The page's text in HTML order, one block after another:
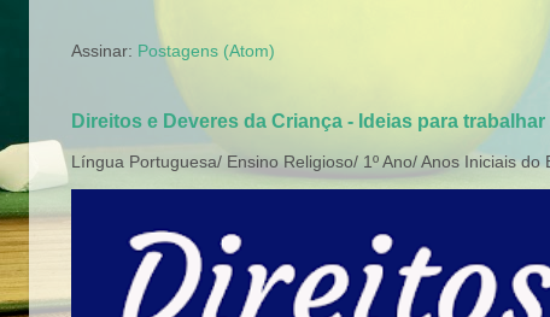
Assinar: Postagens (Atom)
Direitos e Deveres da Criança - Ideias para
Língua Portuguesa/ Ensino Religioso/ 1º Ano/ Anos Iniciais